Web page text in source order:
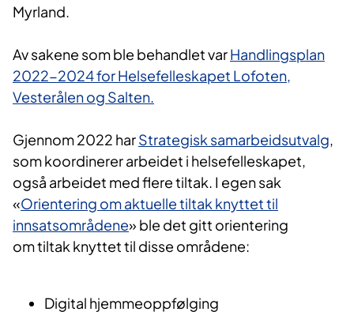
Myrland.
Av sakene som ble behandlet varHandlingsplan
2022-2024 for Helsefelleskapet Lofoten,
Vesterålen og Salten.
Gjennom 2022 harStrategisk samarbeidsutvalg
som koordinerer arbeidet i helsefelleskapet,
også arbeidet med flere tiltak. I egen sak
«Orientering om aktuelle tiltak knyttet til
innsatsområdene» ble det gitt orientering
om tiltak knyttet til disse områdene:
Digital hjemmeoppfølging